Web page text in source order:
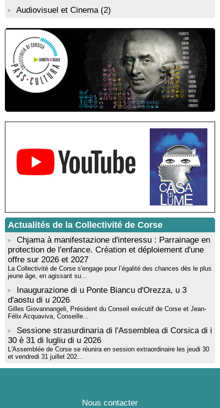
ouvert en citadelle" en partenariat avec la commune de Santa
! EVENEMENT REPORTE ! Rencontre / dédicace avec
Gilles Antonioli autour de son ouvrage “Testa Mora - Les
Rivages du destin” - Afà / Prupià / Santa Lucia di Tallà
Residenza di scrittura di Angela Nicolai, Trà Corsica è
Sardegna - Mediateca di castagniccia Mare è monti - I Fulelli
Résidence d’écriture et de recherche de l’écrivaine Cécilia
Castelli - Institut Mémoires de l'Edition Contemporaine - Caen /
Médiathèque de Castagniccia Mare et Monti - I Fulelli
Rencontre / dédicace avec Lucrèce Luciani autour de son
livre « La ballade du pendu du Niolu» - Mediateca territuriale di
Mise en musique d’un livre jeunesse par Annik Meschinet,
musicienne pédagogue : Ateliers d’expression sonore, vocale,
rythmique et corporelle - Mediateca territuriale di Santa Lucia di
Tallà
! Événement reporté ! Cycle de conférences peinture animé
par Alexandre Dominati - Mediateca territuriale di Santa Lucia di
Audiovisuel et Cinema (2)
Actualités de la Collectivité de Corse
Chjama à manifestazione d'interessu : Parrainage en
protection de l'enfance. Création et déploiement d'une
offre sur 2026 et 2027
La Collectivité de Corse s'engage pour l’égalité des chances dès le plus
jeune âge, en agissant su...
Inaugurazione di u Ponte Biancu d'Orezza, u 3
d'aostu di u 2026
Gilles Giovannangeli, Président du Conseil exécutif de Corse et Jean-
Félix Acquaviva, Conseille...
Sessione strasurdinaria di l'Assemblea di Corsica di i
30 è 31 di lugliu di u 2026
L'Assemblée de Corse se réunira en session extraordinaire les jeudi 30
et vendredi 31 juillet 202...
Nous contacter